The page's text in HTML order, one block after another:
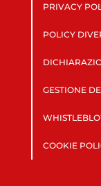
PRIVACY
POLICY
GESTIONE
COOKIE